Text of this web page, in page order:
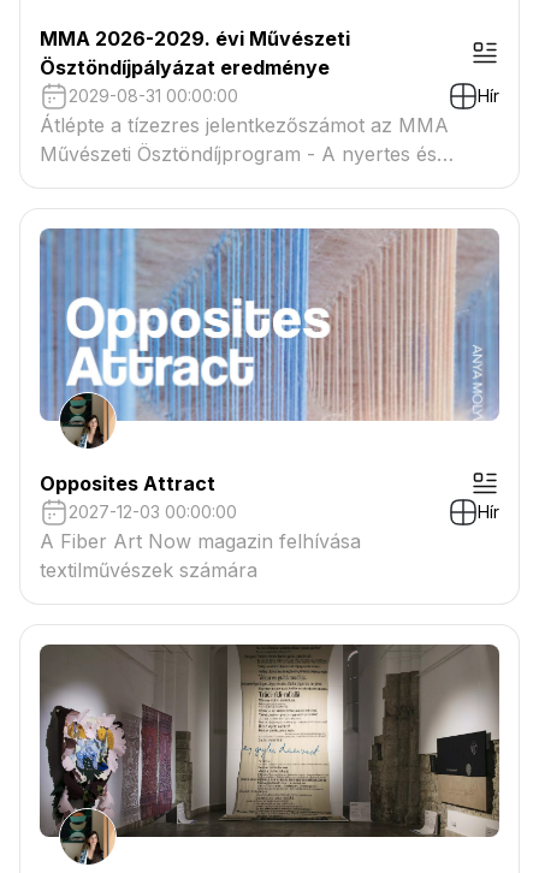
MMA 2026-2029. évi Művészeti
Ösztöndíjpályázat eredménye
2029-08-31 00:00:00 Hír
Átlépte a tízezres jelentkezőszámot az MMA
Művészeti Ösztöndíjprogram - A nyertes és
tartaléklistás pályázók névsora megtekinthető a
csatolmányban
Opposites Attract
2027-12-03 00:00:00 Hír
A Fiber Art Now magazin felhívása
textilművészek számára